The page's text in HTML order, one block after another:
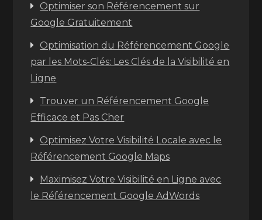
Optimiser son Référencement sur
Google Gratuitement
Optimisation du Référencement Google
par les Mots-Clés: Les Clés de la Visibilité en
Ligne
Trouver un Référencement Google
Efficace et Pas Cher
Optimisez Votre Visibilité Locale avec le
Référencement Google Maps
Maximisez Votre Visibilité en Ligne avec
le Référencement Google AdWords